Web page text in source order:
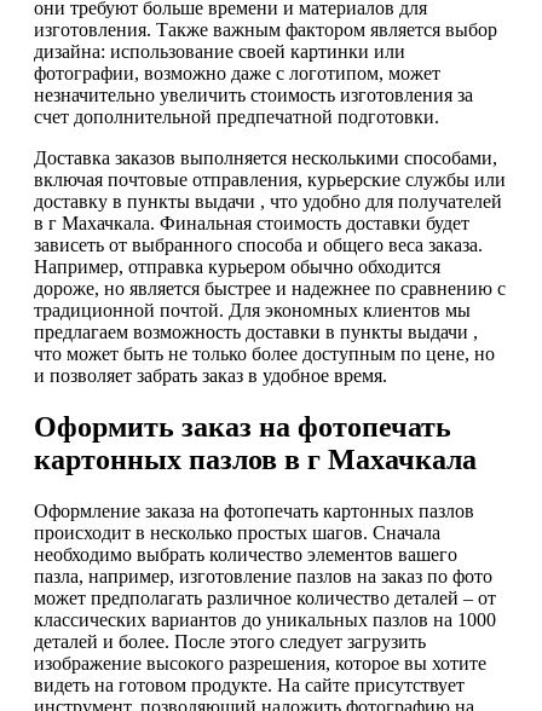
они требуют больше времени и материалов для
изготовления. Также важным фактором является выбор
дизайна: использование своей картинки или
фотографии, возможно даже с логотипом, может
незначительно увеличить стоимость изготовления за
счет дополнительной предпечатной подготовки.
Доставка заказов выполняется несколькими способами,
включая почтовые отправления, курьерские службы или
доставку в пункты выдачи , что удобно для получателей
в г Махачкала. Финальная стоимость доставки будет
зависеть от выбранного способа и общего веса заказа.
Например, отправка курьером обычно обходится
дороже, но является быстрее и надежнее по сравнению с
традиционной почтой. Для экономных клиентов мы
предлагаем возможность доставки в пункты выдачи ,
что может быть не только более доступным по цене, но
и позволяет забрать заказ в удобное время.
Оформить заказ на фотопечать
картонных пазлов в г Махачкала
Оформление заказа на фотопечать картонных пазлов
происходит в несколько простых шагов. Сначала
необходимо выбрать количество элементов вашего
пазла, например, изготовление пазлов на заказ по фото
может предполагать различное количество деталей – от
классических вариантов до уникальных пазлов на 1000
деталей и более. После этого следует загрузить
изображение высокого разрешения, которое вы хотите
видеть на готовом продукте. На сайте присутствует
инструмент, позволяющий наложить фотографию на